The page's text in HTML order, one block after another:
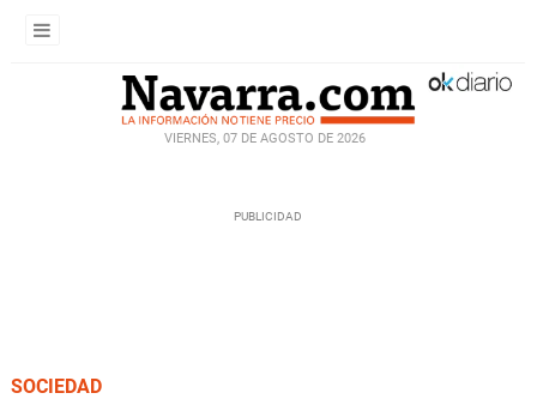
VIERNES, 07 DE AGOSTO DE 2026
SOCIEDAD